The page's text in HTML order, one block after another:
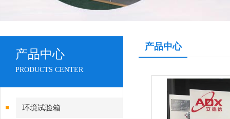
产品中心
PRODUCTS CENTER
环境试验箱
产品中心